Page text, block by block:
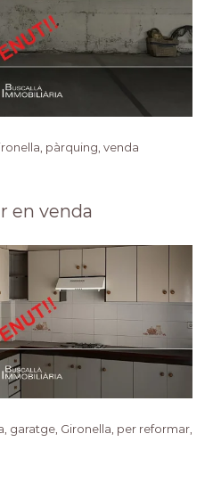
, pàrquing, venda
en venda
garatge Gironella per reformar